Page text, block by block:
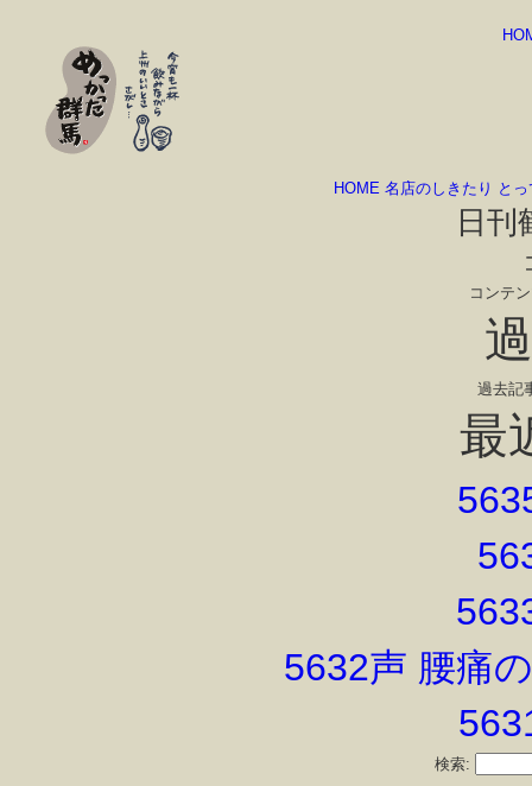
HOME 名店のしきたり と
日刊
コンテ
過去記
最
5632声 腰痛
検索: